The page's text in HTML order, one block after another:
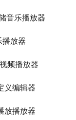
音乐播放器
放器
频播放器
义编辑器
放播放器